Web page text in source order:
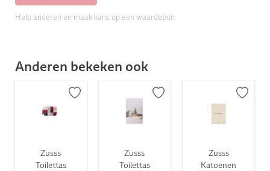
Help anderen en maak kans op een waardebon
Anderen bekeken ook
Zusss
Toilettas
Zusss
Toilettas
Zusss
Katoenen